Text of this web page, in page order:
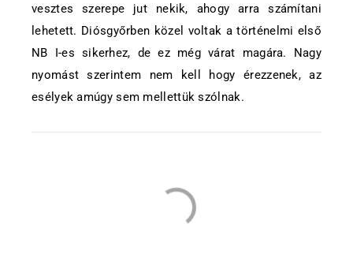
vesztes szerepe jut nekik, ahogy arra számítani
lehetett. Diósgyőrben közel voltak a történelmi első
NB I-es sikerhez, de ez még várat magára. Nagy
nyomást szerintem nem kell hogy érezzenek, az
esélyek amúgy sem mellettük szólnak.